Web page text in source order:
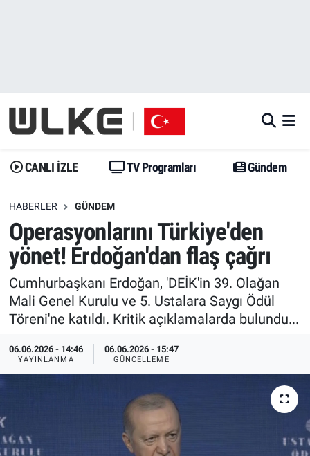
CANLI İZLE TV Programları Gündem
HABERLER GÜNDEM
Operasyonlarını Türkiye'den
yönet! Erdoğan'dan flaş çağrı
Cumhurbaşkanı Erdoğan, 'DEİK'in 39. Olağan
Mali Genel Kurulu ve 5. Ustalara Saygı Ödül
Töreni'ne katıldı. Kritik açıklamalarda bulundu...
06.06.2026 - 14:46
YAYINLANMA
06.06.2026 - 15:47
GÜNCELLEME
Gündem
Dünya
Erişim Bilgileri
Ekonomi
Trend
Yazarlar
Gündem
Trend
Erişim Bilgileri
Spor
Ekonomi
Medya
İstanbul Namaz Vakitleri
Trafik Durumu
Erişim Bilgileri
Tüm Manşetler
Son Dakika Haberleri